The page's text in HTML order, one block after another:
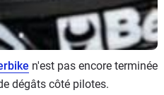
n'est pas encore terminée
dégâts côté pilotes.